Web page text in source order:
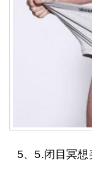
5、5.闭目冥想